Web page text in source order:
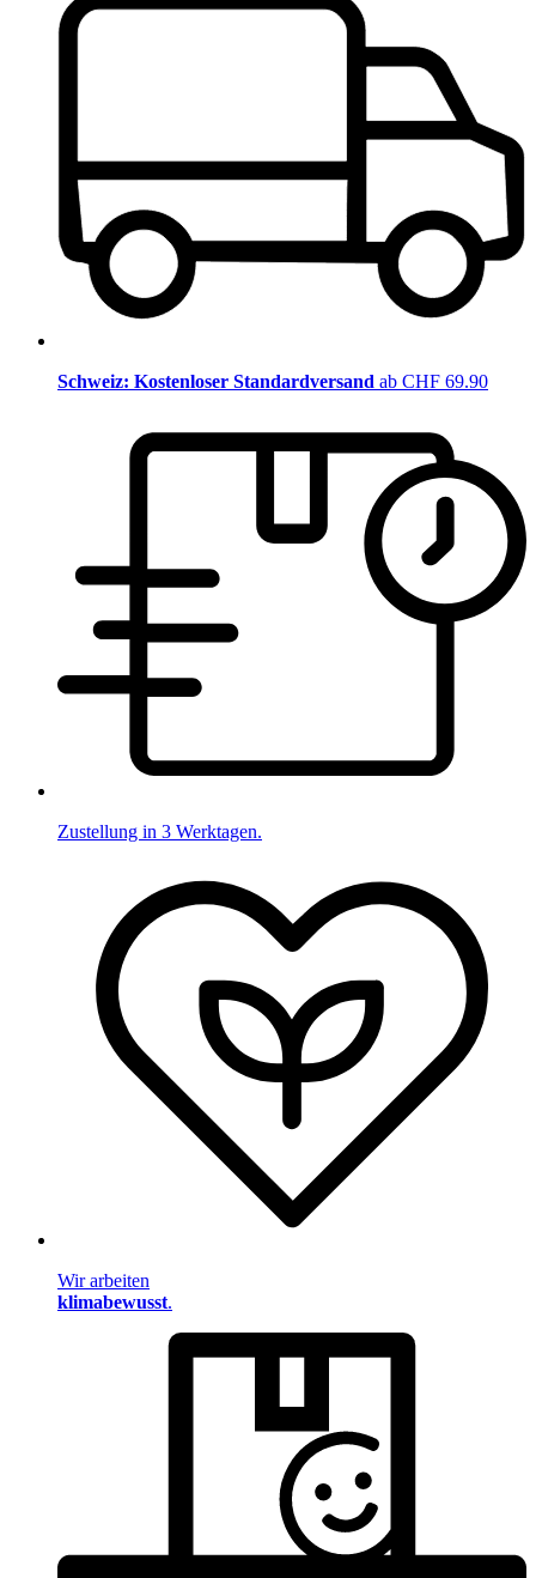
Schweiz: Kostenloser Standardversand ab CHF 69.90
Zustellung in 3 Werktagen.
Wir arbeiten
klimabewusst.